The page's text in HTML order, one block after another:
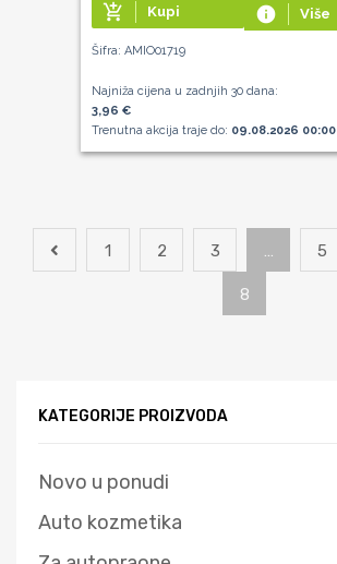
add_shopping_cart Kupi info Više
Šifra: AMIO01719
Najniža cijena u zadnjih 30 dana:
3,96 €
Trenutna akcija traje do: 09.08.2026 00:00
1 2 3 … 5
8
KATEGORIJE PROIZVODA
Novo u ponudi
Auto kozmetika